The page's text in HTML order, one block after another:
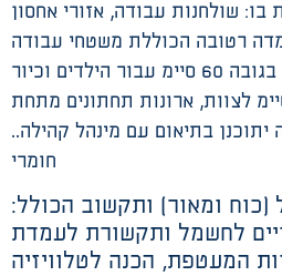
בו: שולחנות עבודה, אזורי אחסון
רטובה הכוללת משטחי עבודה
עליהם מותקנים כיור בגובה 60 סיימ עבור הילדים וכיור
בגובה 90 סיימ לצוות, ארונות תחתונים מתחת
בתיאום עם מינהל קהילה..
חומרי
ומאור) ותקשוב הכולל:
לחשמל ותקשורת לעמדת
המעטפת, הכנה לטלוויזיה